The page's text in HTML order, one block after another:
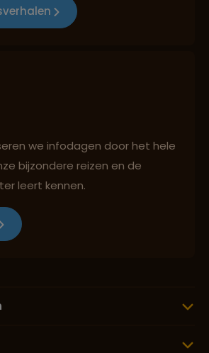
we infodagen door het hele
bijzondere reizen en de
leert kennen.